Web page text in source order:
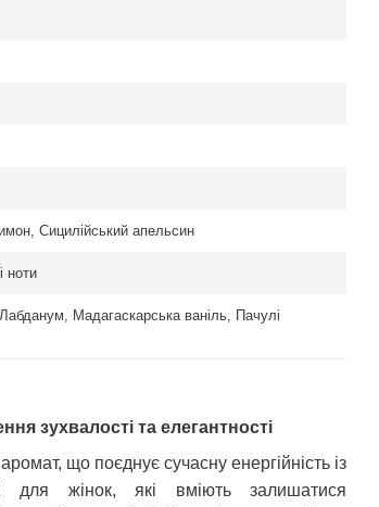
Сицилійський апельсин
ноти
Мадагаскарська ваніль, Пачулі
зухвалості та елегантності
що поєднує сучасну енергійність із
для жінок, які вміють залишатися